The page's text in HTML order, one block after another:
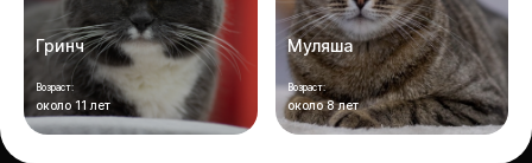
Гринч
Возраст:
около 11 лет
Муляша
Возраст:
около 8 лет